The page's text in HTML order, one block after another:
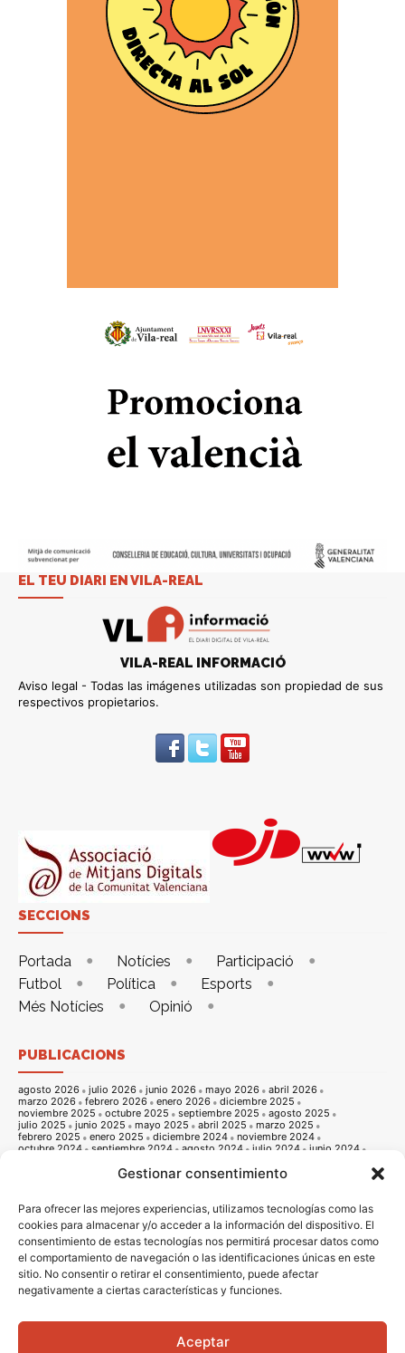
Gestionar consentimiento
Para ofrecer las mejores experiencias, utilizamos tecnologías como las
cookies para almacenar y/o acceder a la información del dispositivo. El
consentimiento de estas tecnologías nos permitirá procesar datos como
el comportamiento de navegación o las identificaciones únicas en este
sitio. No consentir o retirar el consentimiento, puede afectar
negativamente a ciertas características y funciones.
Aceptar
EL TEU DIARI EN VILA-REAL
VILA-REAL INFORMACIÓ
Aviso legal - Todas las imágenes utilizadas son propiedad de sus
respectivos propietarios.
SECCIONS
Portada Notícies
Participació
Futbol
Política
Esports
Més Notícies
Opinió
PUBLICACIONS
agosto 2026 julio 2026 junio 2026 mayo 2026
abril 2026
marzo 2026
febrero 2026 enero 2026
diciembre 2025
noviembre 2025
octubre 2025 septiembre 2025
agosto 2025
julio 2025
junio 2025 mayo 2025 abril 2025
marzo 2025
febrero 2025
enero 2025 diciembre 2024
noviembre 2024
octubre 2024
septiembre 2024 agosto 2024 julio 2024
junio 2024
noviembre 2023 octubre 2023
septiembre 2023
noviembre 2022
octubre 2022 septiembre 2022
agosto 2022
julio 2022
junio 2022 mayo 2022 abril 2022
marzo 2022
febrero 2022
enero 2022 diciembre 2021
noviembre 2021
octubre 2021
septiembre 2021 agosto 2021 julio 2021
junio 2021
mayo 2021
abril 2021 marzo 2021 febrero 2021
enero 2021
diciembre 2020
noviembre 2020
agosto 2020
julio 2020 junio 2020 mayo 2020
abril 2020
marzo 2020
febrero 2020 enero 2020 diciembre 2019
diciembre 2018
noviembre 2018 octubre 2018
septiembre 2018
junio 2018 mayo 2018
diciembre 2017